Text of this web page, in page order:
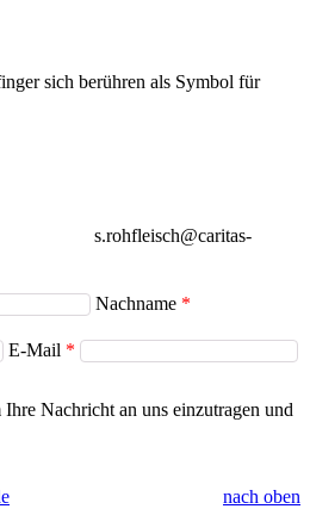
s.rohfleisch@caritas-
Nachname
E-Mail
Nachricht an uns einzutragen und
nach oben